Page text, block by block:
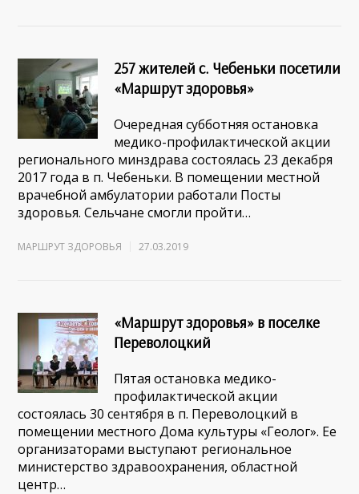
257 жителей с. Чебеньки посетили
«Маршрут здоровья»
Очередная субботняя остановка
медико-профилактической акции
регионального минздрава состоялась 23 декабря
2017 года в п. Чебеньки. В помещении местной
врачебной амбулатории работали Посты
здоровья. Сельчане смогли пройти…
МАРШРУТ ЗДОРОВЬЯ 27.03.2019
«Маршрут здоровья» в поселке
Переволоцкий
Пятая остановка медико-
профилактической акции
состоялась 30 сентября в п. Переволоцкий в
помещении местного Дома культуры «Геолог». Ее
организаторами выступают региональное
министерство здравоохранения, областной
центр…